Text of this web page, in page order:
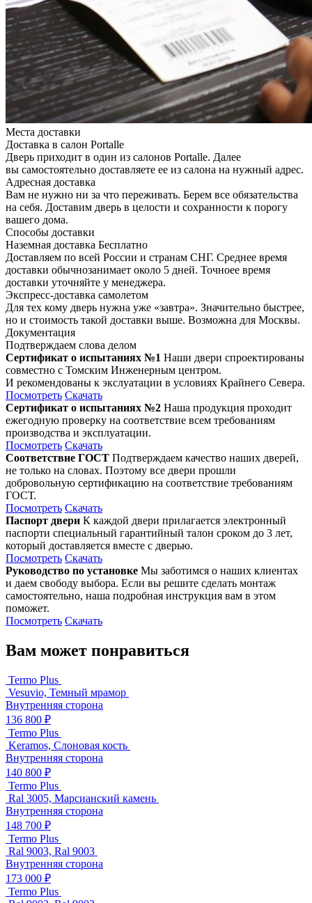
Места доставки
Доставка в салон Portalle
Дверь приходит в один из салонов Portalle. Далее
вы самостоятельно доставляете ее из салона на нужный адрес.
Адресная доставка
Вам не нужно ни за что переживать. Берем все обязательства
на себя. Доставим дверь в целости и сохранности к порогу
вашего дома.
Способы доставки
Наземная доставка Бесплатно
Доставляем по всей России и странам СНГ. Среднее время
доставки обычнозанимает около 5 дней. Точноее время
доставки уточняйте у менеджера.
Экспресс-доставка самолетом
Для тех кому дверь нужна уже «завтра». Значительно быстрее,
но и стоимость такой доставки выше. Возможна для Москвы.
Документация
Подтверждаем слова делом
Сертификат о испытаниях №1 Наши двери спроектированы
совместно с Томским Инженерным центром.
И рекомендованы к экслуатации в условиях Крайнего Севера.
Посмотреть Скачать
Сертификат о испытаниях №2 Наша продукция проходит
ежегодную проверку на соответствие всем требованиям
производства и эксплуатации.
Посмотреть Скачать
Соответствие ГОСТ Подтверждаем качество наших дверей,
не только на словах. Поэтому все двери прошли
добровольную сертификацию на соответствие требованиям
ГОСТ.
Посмотреть Скачать
Паспорт двери К каждой двери прилагается электронный
паспорти специальный гарантийный талон сроком до 3 лет,
который доставляется вместе с дверью.
Посмотреть Скачать
Руководство по установке Мы заботимся о наших клиентах
и даем свободу выбора. Если вы решите сделать монтаж
самостоятельно, наша подробная инструкция вам в этом
поможет.
Посмотреть Скачать
Вам может понравиться
Termo Plus
Vesuvio, Темный мрамор
Внутренняя сторона
136 800 ₽
Termo Plus
Keramos, Слоновая кость
Внутренняя сторона
140 800 ₽
Termo Plus
Ral 3005, Марсианский камень
Внутренняя сторона
148 700 ₽
Termo Plus
Ral 9003, Ral 9003
Внутренняя сторона
173 000 ₽
Termo Plus